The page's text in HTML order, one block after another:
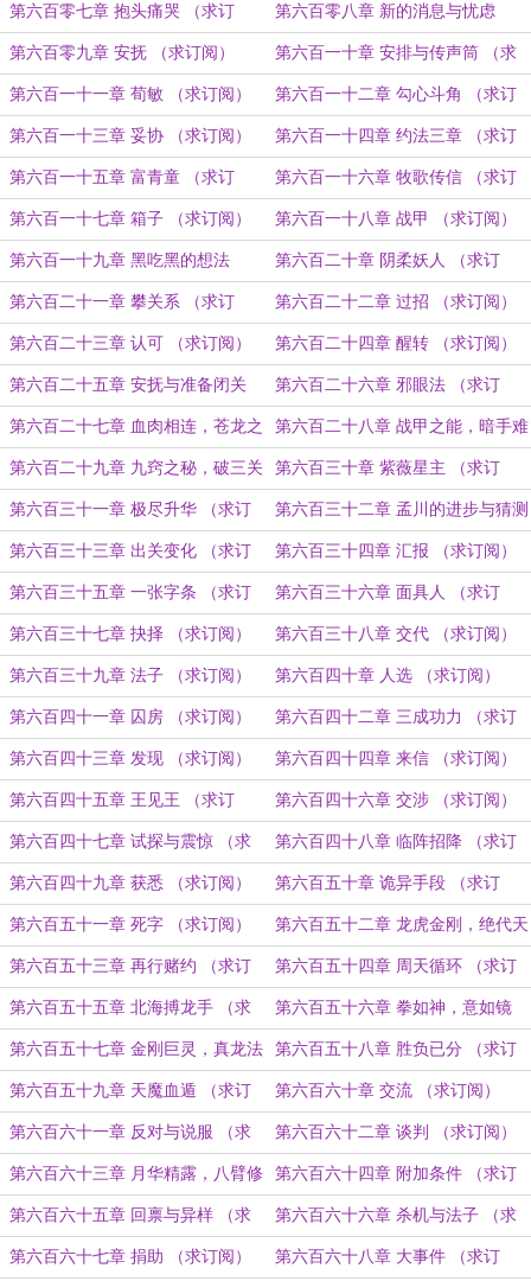
阅）
第六百零七章 抱头痛哭 （求订
阅）
第六百零八章 新的消息与忧虑
（求订阅）
第六百零九章 安抚 （求订阅） 第六百一十章 安排与传声筒 （求
订阅）
第六百一十一章 荀敏 （求订阅） 第六百一十二章 勾心斗角 （求订
阅）
第六百一十三章 妥协 （求订阅） 第六百一十四章 约法三章 （求订
阅）
第六百一十五章 富青童 （求订
阅）
第六百一十六章 牧歌传信 （求订
阅）
第六百一十七章 箱子 （求订阅） 第六百一十八章 战甲 （求订阅）
第六百一十九章 黑吃黑的想法
（求订阅）
第六百二十章 阴柔妖人 （求订
阅）
第六百二十一章 攀关系 （求订
阅）
第六百二十二章 过招 （求订阅）
第六百二十三章 认可 （求订阅） 第六百二十四章 醒转 （求订阅）
第六百二十五章 安抚与准备闭关
（求订阅）
第六百二十六章 邪眼法 （求订
阅）
第六百二十七章 血肉相连，苍龙之
铠 （求订阅）
第六百二十八章 战甲之能，暗手难
解 （求订阅）
第六百二十九章 九窍之秘，破三关
（求订阅）
第六百三十章 紫薇星主 （求订
阅）
第六百三十一章 极尽升华 （求订
阅）
第六百三十二章 孟川的进步与猜测
（求订阅）
第六百三十三章 出关变化 （求订
阅）
第六百三十四章 汇报 （求订阅）
第六百三十五章 一张字条 （求订
阅）
第六百三十六章 面具人 （求订
阅）
第六百三十七章 抉择 （求订阅） 第六百三十八章 交代 （求订阅）
第六百三十九章 法子 （求订阅） 第六百四十章 人选 （求订阅）
第六百四十一章 囚房 （求订阅） 第六百四十二章 三成功力 （求订
阅）
第六百四十三章 发现 （求订阅） 第六百四十四章 来信 （求订阅）
第六百四十五章 王见王 （求订
阅）
第六百四十六章 交涉 （求订阅）
第六百四十七章 试探与震惊 （求
订阅）
第六百四十八章 临阵招降 （求订
阅）
第六百四十九章 获悉 （求订阅） 第六百五十章 诡异手段 （求订
阅）
第六百五十一章 死字 （求订阅） 第六百五十二章 龙虎金刚，绝代天
骄 （求订阅）
第六百五十三章 再行赌约 （求订
阅）
第六百五十四章 周天循环 （求订
阅）
第六百五十五章 北海搏龙手 （求
订阅）
第六百五十六章 拳如神，意如镜
（求订阅）
第六百五十七章 金刚巨灵，真龙法
相 （求订阅）
第六百五十八章 胜负已分 （求订
阅）
第六百五十九章 天魔血遁 （求订
阅）
第六百六十章 交流 （求订阅）
第六百六十一章 反对与说服 （求
订阅）
第六百六十二章 谈判 （求订阅）
第六百六十三章 月华精露，八臂修
罗图 （求订阅）
第六百六十四章 附加条件 （求订
阅）
第六百六十五章 回禀与异样 （求
订阅）
第六百六十六章 杀机与法子 （求
订阅）
第六百六十七章 捐助 （求订阅） 第六百六十八章 大事件 （求订